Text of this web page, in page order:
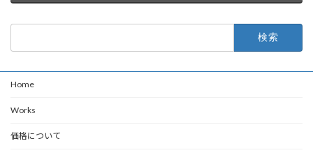
Home
Works
価格について